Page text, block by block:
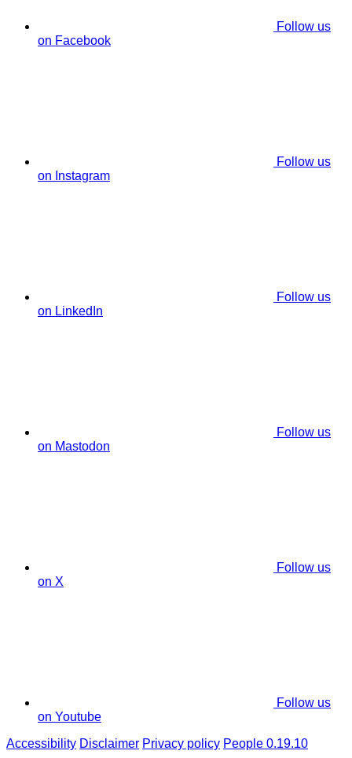
Follow us
on Facebook
Follow us
on Instagram
Follow us
on LinkedIn
Follow us
on Mastodon
Follow us
on X
Follow us
on Youtube
Accessibility Disclaimer Privacy policy People 0.19.10